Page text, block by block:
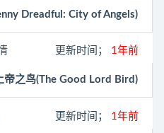
Dreadful: City of Angels)
更新时间； 1年前
帝之鸟(The Good Lord Bird)
更新时间； 1年前